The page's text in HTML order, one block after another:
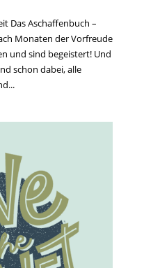
Das Aschaffenbuch –
Monaten der Vorfreude
und sind begeistert! Und
schon dabei, alle